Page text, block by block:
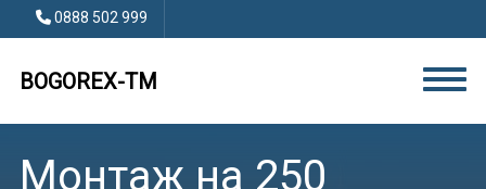
0888 502 999
BOGOREX-TM
Монтаж на 250